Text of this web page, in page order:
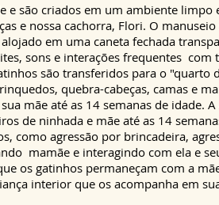
são criados em um ambiente
e nossa cachorra, Flori. O
em uma caneta fechada
sons e interações frequentes com
são transferidos para o
quebra-cabeças, camas e
mãe até as 14 semanas de idade.
de ninhada e mãe até as 14
como agressão por brincadeira,
mamãe e interagindo com ela e
os gatinhos permaneçam com a
interior que os acompanha em